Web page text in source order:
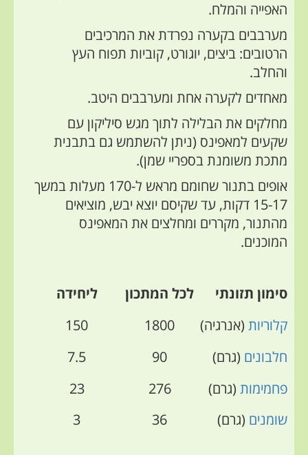
האפייה והמלח.
מערבבים בקערה נפרדת את המרכיבים
הרטובים: ביצים, יוגורט, קוביות תפוח העץ
והחלב.
מאחדים לקערה אחת ומערבבים היטב.
מחלקים את הבלילה לתוך מגש סיליקון עם
שקעים למאפינס (ניתן להשתמש גם בתבנית
מתכת משומנת בספריי שמן).
אופים בתנור שחומם מראש ל-170 מעלות במשך
15-17 דקות, עד שקיסם יוצא יבש, מוציאים
מהתנור, מקררים ומחלצים את המאפינס
המוכנים.
סימון תזונתי לכל המתכון
ליחידה
קלוריות (אנרגיה) 1800
150
חלבונים (גרם) 90
7.5
פחמימות (גרם) 276
23
שומנים (גרם) 36
3